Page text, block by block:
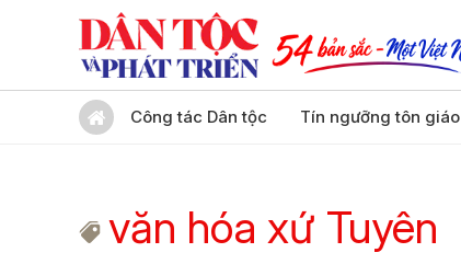
Công tác Dân tộc Tín ngưỡng tôn giáo
văn hóa xứ Tuyên